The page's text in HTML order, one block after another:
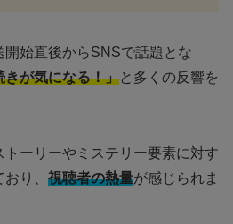
開始直後からSNSで話題とな
きが気になる！」と多くの反響を
ーリーやミステリー要素に対す
り、 視聴者の熱量が感じられま